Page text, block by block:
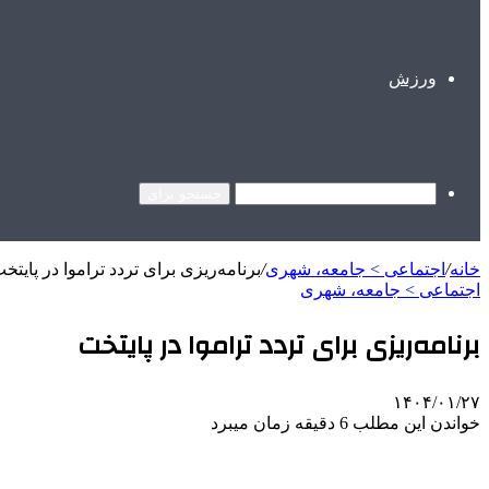
ورزش
خانه/ اجتماعی > جامعه، شهری/برنامه‌ریزی برای تردد تراموا در
اجتماعی > جامعه، شهری
برنامه‌ریزی برای تردد تراموا در پایتخت
۱۴۰۴/۰۱/۲۷
خواندن این مطلب 6 دقیقه زمان میبرد